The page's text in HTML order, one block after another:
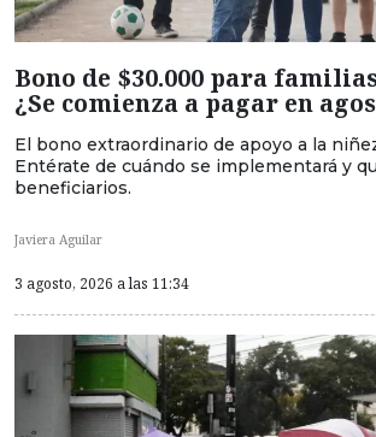
Bono de $30.000 para
¿Se comienza a pagar en
El bono extraordinario de apoyo a la
Entérate de cuándo se implementará y
beneficiarios.
Javiera Aguilar
3 agosto, 2026 a las 11:34